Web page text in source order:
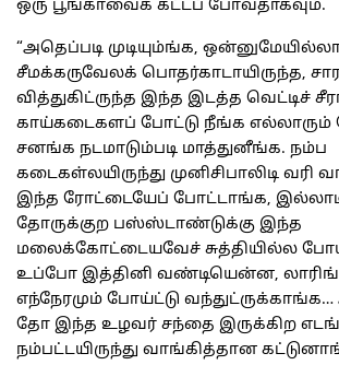
ஒரு பூங்காவைக் கட்டப் போவதாகவும்.
“அதெப்படி முடியும்ங்க,
சீமக்கருவேலக் பொதர்காடாயிருந்த,
வித்துகிட்ருந்த இந்த இடத்த வெட்டிச்
காய்கடைகளப் போட்டு நீங்க எல்லாரும்
சனங்க நடமாடும்படி மாத்துனீங்க. நம்ப
கடைகள்லயிருந்து முனிசிபாலிடி வரி
இந்த ரோட்டையேப் போட்டாங்க,
தோருக்குற பஸ்ஸ்டாண்டுக்கு இந்த
மலைக்கோட்டையவேச் சுத்தியில்ல
உப்போ இத்தினி வண்டியென்ன,
எந்நேரமும் போய்ட்டு
தோ இந்த உழவர் சந்தை இருக்கிற
நம்பட்டயிருந்து வாங்கித்தான